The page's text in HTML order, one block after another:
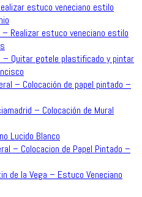
estuco veneciano estilo
Realizar estuco veneciano estilo
– Quitar gotele plastificado y pintar
– Colocación de papel pintado –
– Colocación de Mural
Lucido Blanco
– Colocacion de Papel Pintado –
de la Vega – Estuco Veneciano